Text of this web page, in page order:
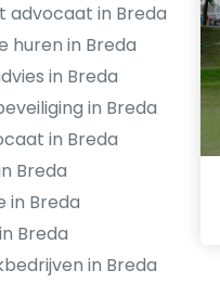
advocaat in Breda
huren in Breda
in Breda
in Breda
in Breda
Breda
in Breda
Breda
in Breda